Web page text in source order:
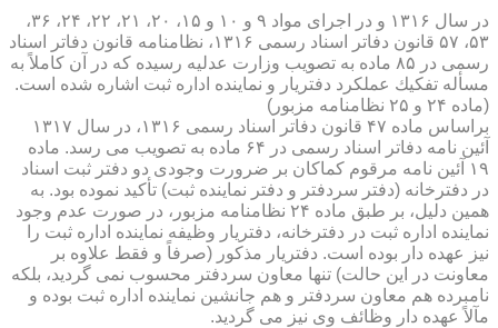
در سال ۱۳۱۶ و در اجرای مواد ۹ و ۱۰ و ۱۵، ۲۰، ۲۱، ۲۲، ۲۴، ۳۶،
۵۳، ۵۷ قانون دفاتر اسناد رسمی ۱۳۱۶، نظامنامه قانون دفاتر اسناد
رسمی در ۸۵ ماده به تصویب وزارت عدلیه رسیده كه در آن كاملاً به
مسأله تفكیك عملكرد دفتریار و نماینده اداره ثبت اشاره شده است.
(ماده ۲۴ و ۲۵ نظامنامه مزبور)
براساس ماده ۴۷ قانون دفاتر اسناد رسمی ۱۳۱۶، در سال ۱۳۱۷
آئین نامه دفاتر اسناد رسمی در ۶۴ ماده به تصویب می رسد. ماده
۱۹ آئین نامه مرقوم كماكان بر ضرورت وجودی دو دفتر ثبت اسناد
در دفترخانه (دفتر سردفتر و دفتر نماینده ثبت) تأكید نموده بود. به
همین دلیل، بر طبق ماده ۲۴ نظامنامه مزبور، در صورت عدم وجود
نماینده اداره ثبت در دفترخانه، دفتریار وظیفه نماینده اداره ثبت را
نیز عهده دار بوده است. دفتریار مذكور (صرفاً و فقط علاوه بر
معاونت در این حالت) تنها معاون سردفتر محسوب نمی گردید، بلكه
نامبرده هم معاون سردفتر و هم جانشین نماینده اداره ثبت بوده و
مآلاً عهده دار وظائف وی نیز می گردید.